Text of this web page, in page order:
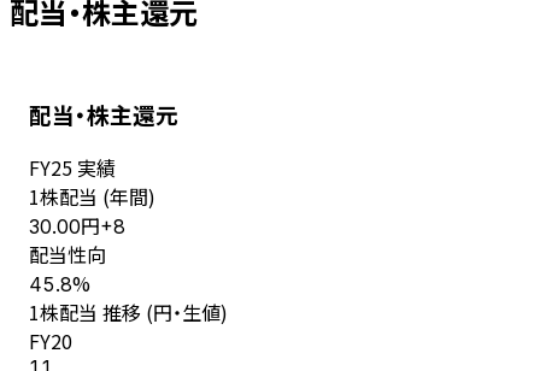
配当・株主還元
配当・株主還元
FY25 実績
1株配当 (年間)
30.00円+8
配当性向
45.8%
1株配当 推移 (円・生値)
FY20